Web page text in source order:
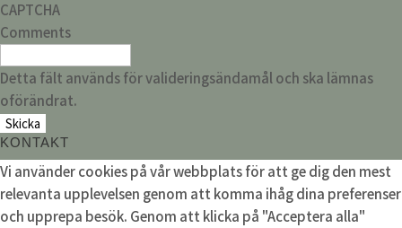
CAPTCHA
Comments
Detta fält används för valideringsändamål och ska lämnas
oförändrat.
KONTAKT
Vi använder cookies på vår webbplats för att ge dig den mest
relevanta upplevelsen genom att komma ihåg dina preferenser
och upprepa besök. Genom att klicka på "Acceptera alla"